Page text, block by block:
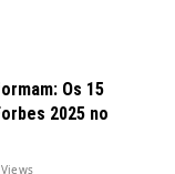
Os 15
2025 no
Views